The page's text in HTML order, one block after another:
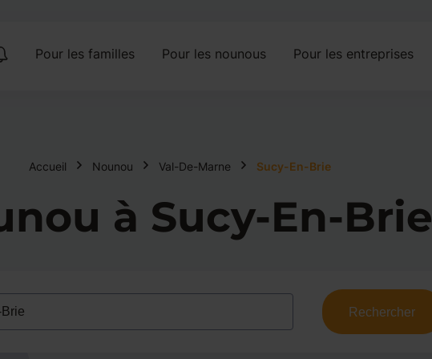
Pour les familles Pour les nounous Pour les entreprises
Accueil Nounou Val-De-Marne Sucy-En-Brie
à Sucy-En-Brie
Rechercher